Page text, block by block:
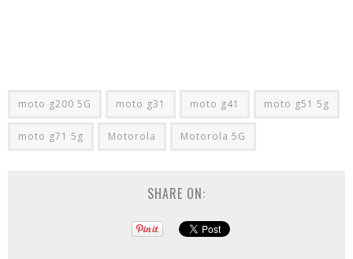
moto g200 5G moto g31 moto g41 moto g51 5g
moto g71 5g Motorola Motorola 5G
SHARE ON: